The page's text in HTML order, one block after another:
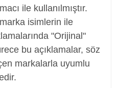
ile kullanılmıştır.
isimlerin ile
"Orijinal"
bu açıklamalar, söz
markalarla uyumlu